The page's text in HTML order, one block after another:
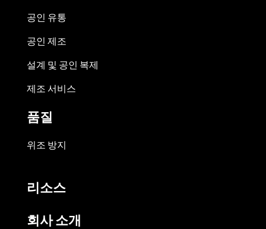
공인 유통
공인 제조
설계 및 공인 복제
제조 서비스
품질
위조 방지
리소스
회사 소개